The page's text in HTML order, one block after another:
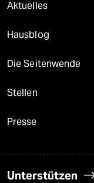
Aktuelles
Hausblog
Die Seitenwende
Stellen
Presse
Unterstützen